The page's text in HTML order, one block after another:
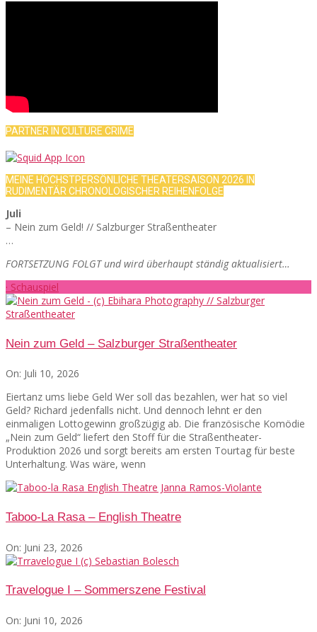
PARTNER IN CULTURE CRIME
MEINE HÖCHSTPERSÖNLICHE THEATERSAISON 2026 IN
RUDIMENTÄR CHRONOLOGISCHER REIHENFOLGE
Juli
– Nein zum Geld! // Salzburger Straßentheater
…
FORTSETZUNG FOLGT und wird überhaupt ständig aktualisiert…
· Schauspiel
Nein zum Geld – Salzburger Straßentheater
On: Juli 10, 2026
Eiertanz ums liebe Geld Wer soll das bezahlen, wer hat so viel
Geld? Richard jedenfalls nicht. Und dennoch lehnt er den
einmaligen Lottogewinn großzügig ab. Die französische Komödie
„Nein zum Geld“ liefert den Stoff für die Straßentheater-
Produktion 2026 und sorgt bereits am ersten Tourtag für beste
Unterhaltung. Was wäre, wenn
Taboo-La Rasa – English Theatre
On: Juni 23, 2026
Travelogue I – Sommerszene Festival
On: Juni 10, 2026